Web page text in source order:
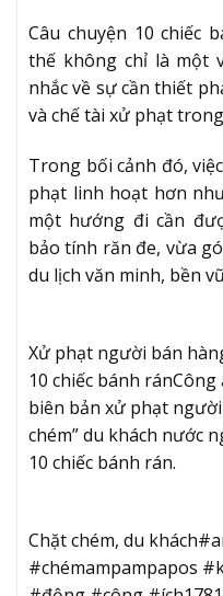
Câu chuyện 10 chiếc
thế không chỉ là một
nhắc về sự cần thiết
và chế tài xử phạt
Trong bối cảnh đó,
phạt linh hoạt hơn
một hướng đi cần
bảo tính răn đe, vừa
du lịch văn minh, bền
Xử phạt người bán
10 chiếc bánh ránCông
biên bản xử phạt
chém” du khách nước
10 chiếc bánh rán.
Chặt chém, du
#chémampampapos